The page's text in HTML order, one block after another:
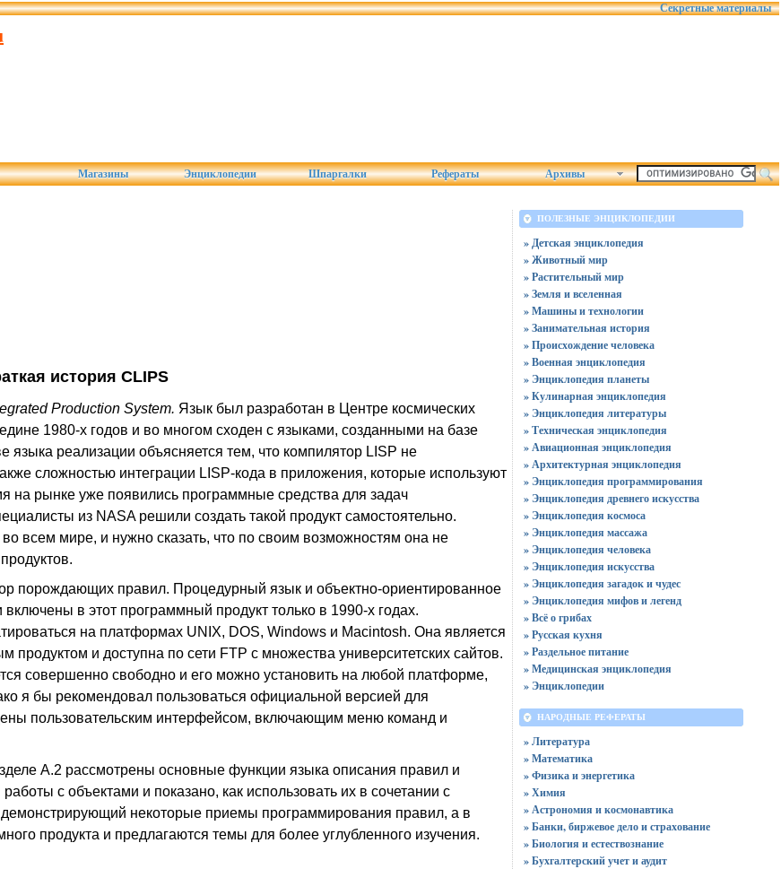
Секретные материалы
Магазины Энциклопедии Шпаргалки Рефераты Архивы
история CLIPS
Production System. Язык был разработан в Центре космических
1980-х годов и во многом сходен с языками, созданными на базе
языка реализации объясняется тем, что компилятор LISP не
сложностью интеграции LISP-кода в приложения, которые используют
на рынке уже появились программные средства для задач
из NASA решили создать такой продукт самостоятельно.
всем мире, и нужно сказать, что по своим возможностям она не
порождающих правил. Процедурный язык и объектно-ориентированное
в этот программный продукт только в 1990-х годах.
на платформах UNIX, DOS, Windows и Macintosh. Она является
и доступна по сети FTP с множества университетских сайтов.
совершенно свободно и его можно установить на любой платформе,
я бы рекомендовал пользоваться официальной версией для
пользовательским интерфейсом, включающим меню команд и
А.2 рассмотрены основные функции языка описания правил и
с объектами и показано, как использовать их в сочетании с
некоторые приемы программирования правил, а в
продукта и предлагаются темы для более углубленного изучения.
ПОЛЕЗНЫЕ ЭНЦИКЛОПЕДИИ
» Детская энциклопедия
» Животный мир
» Растительный мир
» Земля и вселенная
» Машины и технологии
» Занимательная история
» Происхождение человека
» Военная энциклопедия
» Энциклопедия планеты
» Кулинарная энциклопедия
» Энциклопедия литературы
» Техническая энциклопедия
» Авиационная энциклопедия
» Архитектурная энциклопедия
» Энциклопедия программирования
» Энциклопедия древнего искусства
» Энциклопедия космоса
» Энциклопедия массажа
» Энциклопедия человека
» Энциклопедия искусства
» Энциклопедия загадок и чудес
» Энциклопедия мифов и легенд
» Всё о грибах
» Русская кухня
» Раздельное питание
» Медицинская энциклопедия
» Энциклопедии
НАРОДНЫЕ РЕФЕРАТЫ
» Литература
» Математика
» Физика и энергетика
» Химия
» Астрономия и космонавтика
» Банки, биржевое дело и страхование
» Биология и естествознание
» Бухгалтерский учет и аудит